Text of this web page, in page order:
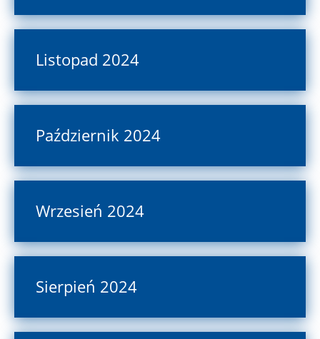
Listopad 2024
Październik 2024
Wrzesień 2024
Sierpień 2024